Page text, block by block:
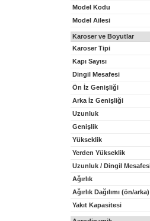
Model Kodu
Model Ailesi
Karoser ve Boyutlar
Karoser Tipi
Kapı Sayısı
Dingil Mesafesi
Ön İz Genişliği
Arka İz Genişliği
Uzunluk
Genişlik
Yükseklik
Yerden Yükseklik
Uzunluk / Dingil
Ağırlık
Ağırlık Dağılımı (ön/arka)
Yakıt Kapasitesi